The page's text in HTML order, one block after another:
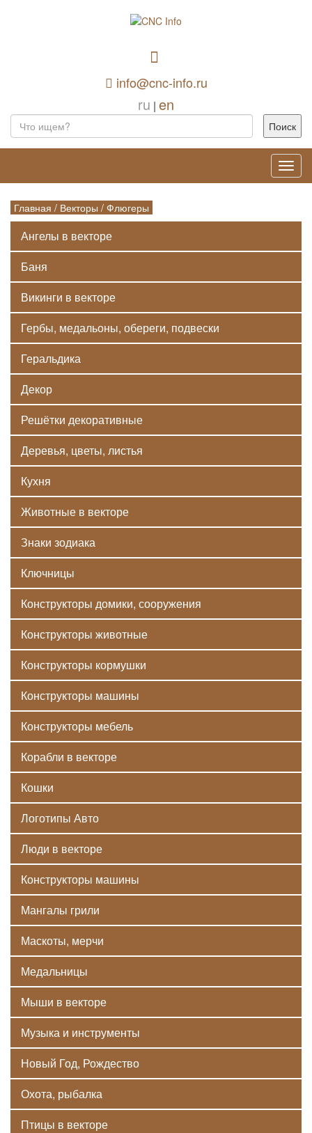
info@cnc-info.ru
ru | en
Главная / Векторы / Флюгеры
Ангелы в векторе
Баня
Викинги в векторе
Гербы, медальоны, обереги, подвески
Геральдика
Декор
Решётки декоративные
Деревья, цветы, листья
Кухня
Животные в векторе
Знаки зодиака
Ключницы
Конструкторы домики, сооружения
Конструкторы животные
Конструкторы кормушки
Конструкторы машины
Конструкторы мебель
Корабли в векторе
Кошки
Логотипы Авто
Люди в векторе
Конструкторы машины
Мангалы грили
Маскоты, мерчи
Медальницы
Мыши в векторе
Музыка и инструменты
Новый Год, Рождество
Охота, рыбалка
Птицы в векторе